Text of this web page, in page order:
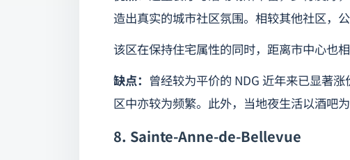
造出真实的城市社区氛围。相较其他社区，
该区在保持住宅属性的同时，距离市中心也
缺点： 曾经较为平价的 NDG 近年来已显著
区中亦较为频繁。此外，当地夜生活以酒吧
8. Sainte-Anne-de-Bellevue